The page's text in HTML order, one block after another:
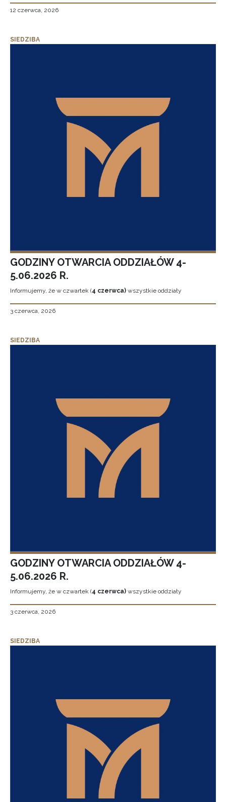
12 czerwca, 2026
SIEDZIBA
GODZINY OTWARCIA ODDZIAŁÓW 4-
5.06.2026 R.
Informujemy, że w czwartek (4 czerwca) wszystkie oddziały
3 czerwca, 2026
SIEDZIBA
GODZINY OTWARCIA ODDZIAŁÓW 4-
5.06.2026 R.
Informujemy, że w czwartek (4 czerwca) wszystkie oddziały
3 czerwca, 2026
SIEDZIBA